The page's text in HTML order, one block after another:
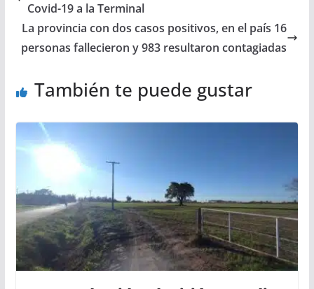
Covid-19 a la Terminal
La provincia con dos casos positivos, en el país 16
personas fallecieron y 983 resultaron contagiadas
También te puede gustar